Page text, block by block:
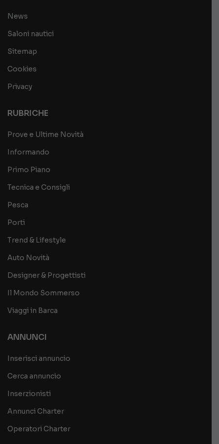
News
Saloni nautici
Sitemap
Cookies
Privacy
RUBRICHE
Prove e Ultime Novità
Informando
Primo Piano
Tecnica e Consigli
Pesca
Porti
Trend & Lifestyle
Auto Novità
Designer & Progettisti
Il Mondo Sommerso
Viaggi in Barca
ANNUNCI
Inserisci annuncio
Cerca annuncio
Inserzionisti
Annunci Charter
Operatori Charter